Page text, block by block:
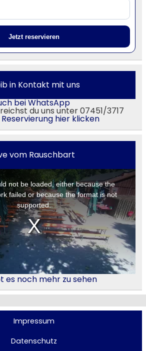
Jetzt reservieren
in Kontakt mit uns
du uns unter 07451/3717
Reservierung hier klicken
vom Rauschbart
es noch mehr zu sehen
Impressum
Datenschutz